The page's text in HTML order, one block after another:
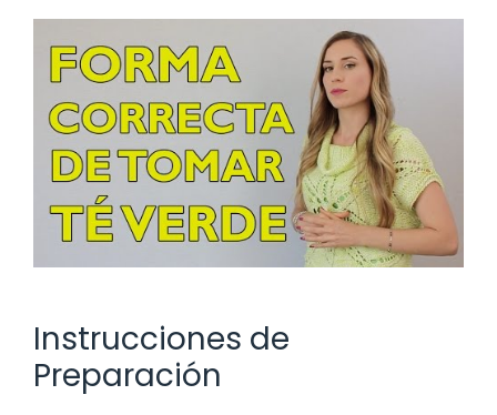
Instrucciones de
Preparación